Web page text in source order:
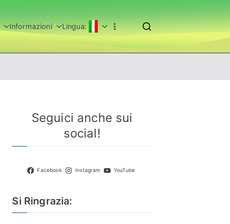
Informazioni Lingua:
Seguici anche sui
social!
Facebook Instagram YouTube
Si Ringrazia: